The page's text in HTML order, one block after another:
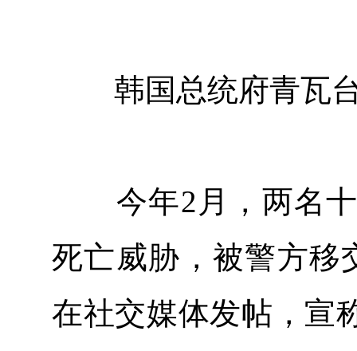
韩国总统府青瓦台
今年2月，两名十
死亡威胁，被警方移
在社交媒体发帖，宣